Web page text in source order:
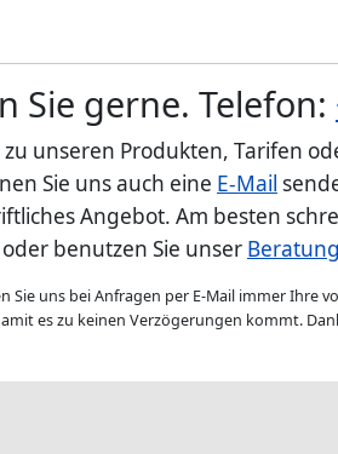
Sie gerne. Telefon:
unseren Produkten, Tarifen
Sie uns auch eine E-Mail
Angebot. Am besten
oder benutzen Sie unser
Sie uns bei Anfragen per E-Mail immer Ihre
es zu keinen Verzögerungen kommt.